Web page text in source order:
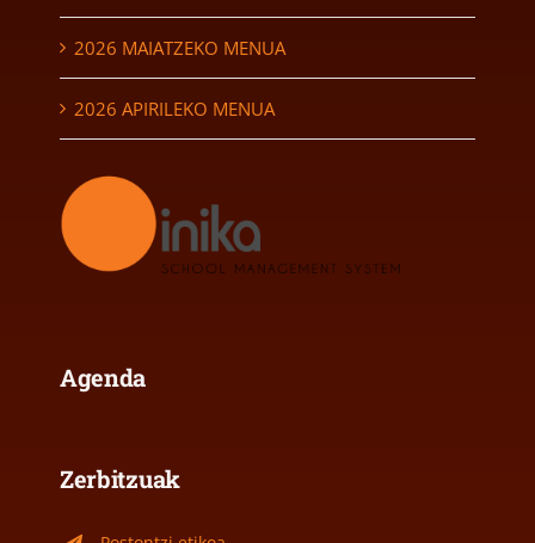
2026 MAIATZEKO MENUA
2026 APIRILEKO MENUA
Agenda
Zerbitzuak